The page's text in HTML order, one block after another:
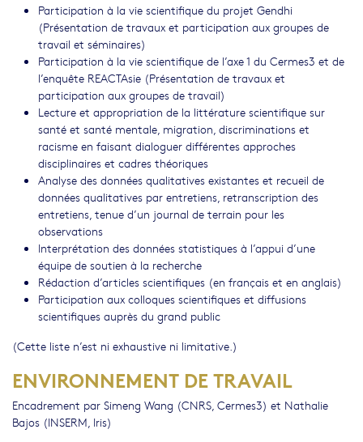
Participation à la vie scientifique du projet Gendhi
(Présentation de travaux et participation aux groupes de
travail et séminaires)
Participation à la vie scientifique de l’axe 1 du Cermes3 et de
l’enquête REACTAsie (Présentation de travaux et
participation aux groupes de travail)
Lecture et appropriation de la littérature scientifique sur
santé et santé mentale, migration, discriminations et
racisme en faisant dialoguer différentes approches
disciplinaires et cadres théoriques
Analyse des données qualitatives existantes et recueil de
données qualitatives par entretiens, retranscription des
entretiens, tenue d’un journal de terrain pour les
observations
Interprétation des données statistiques à l’appui d’une
équipe de soutien à la recherche
Rédaction d’articles scientifiques (en français et en anglais)
Participation aux colloques scientifiques et diffusions
scientifiques auprès du grand public
(Cette liste n’est ni exhaustive ni limitative.)
ENVIRONNEMENT DE TRAVAIL
Encadrement par Simeng Wang (CNRS, Cermes3) et Nathalie
Bajos (INSERM, Iris)